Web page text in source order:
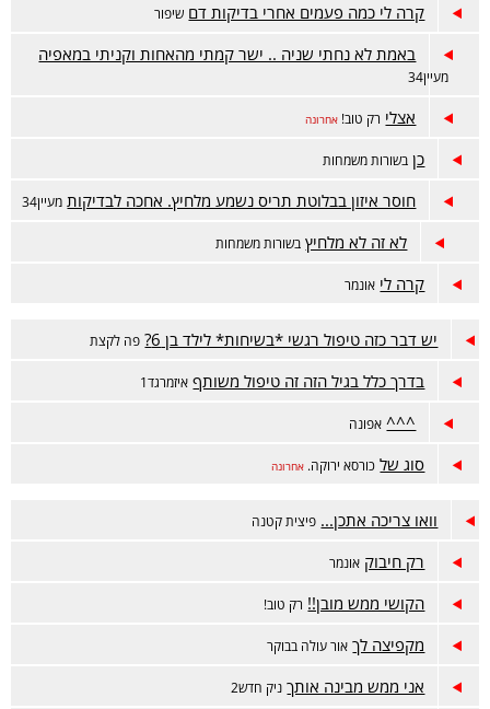
קרה לי כמה פעמים אחרי בדיקות דם שיפור
באמת לא נחתי שניה .. ישר קמתי מהאחות וקניתי במאפיה
מעיין34
אצלי רק טוב! אחרונה
כן בשורות משמחות
חוסר איזון בבלוטת תריס נשמע מלחיץ. אחכה לבדיקות מעיין34
לא זה לא מלחיץ בשורות משמחות
קרה לי אונמר
יש דבר כזה טיפול רגשי *בשיחות* לילד בן 6? פה לקצת
בדרך כלל בגיל הזה זה טיפול משותף איזמרגד1
^^^ אפונה
סוג של כורסא ירוקה. אחרונה
וואו צריכה אתכן... פיצית קטנה
רק חיבוק אונמר
הקושי ממש מובן!! רק טוב!
מקפיצה לך אור עולה בבוקר
אני ממש מבינה אותך ניק חדש2